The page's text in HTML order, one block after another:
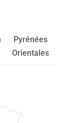
Pyrénées
Orientales